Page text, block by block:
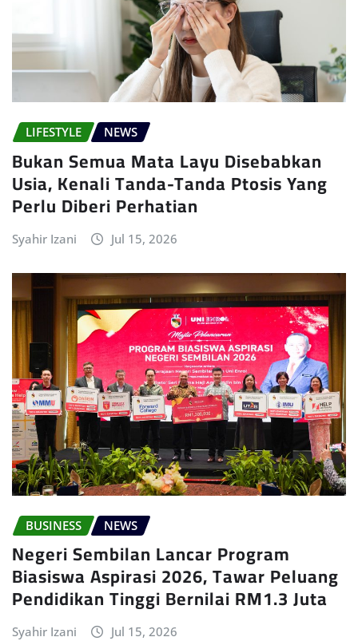
LIFESTYLE NEWS
Bukan Semua Mata Layu Disebabkan
Usia, Kenali Tanda-Tanda Ptosis Yang
Perlu Diberi Perhatian
Syahir Izani Jul 15, 2026
BUSINESS NEWS
Negeri Sembilan Lancar Program
Biasiswa Aspirasi 2026, Tawar Peluang
Pendidikan Tinggi Bernilai RM1.3 Juta
Syahir Izani Jul 15, 2026